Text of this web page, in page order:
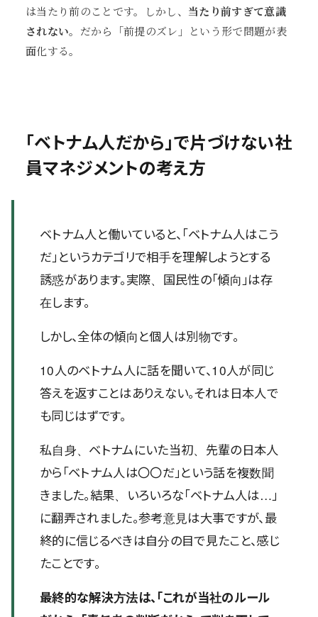
は当たり前のことです。しかし、 当たり前すぎて意識
されない。だから「前提のズレ」という形で問題が表
面化する。
「ベトナム人だから」で片づけない社
員マネジメントの考え方
ベトナム人と働いていると、「ベトナム人はこう
だ」というカテゴリで相手を理解しようとする
誘惑があります。実際、国民性の「傾向」は存
在します。
しかし、全体の傾向と個人は別物です。
10人のベトナム人に話を聞いて、10人が同じ
答えを返すことはありえない。それは日本人で
も同じはずです。
私自身、ベトナムにいた当初、先輩の日本人
から「ベトナム人は〇〇だ」という話を複数聞
きました。結果、いろいろな「ベトナム人は…」
に翻弄されました。参考意見は大事ですが、最
終的に信じるべきは自分の目で見たこと、感じ
たことです。
最終的な解決方法は、「これが当社のルール